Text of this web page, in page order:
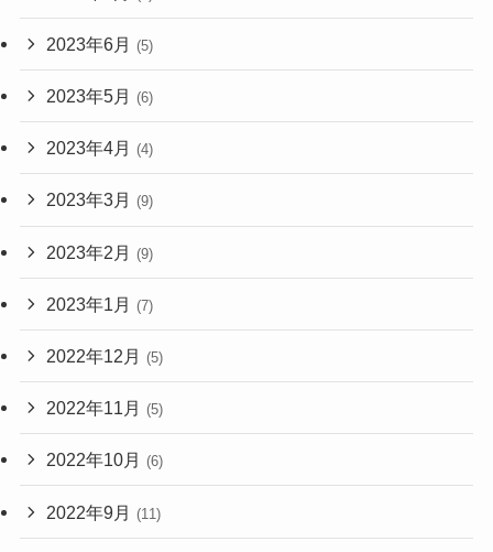
2023年6月 (5)
2023年5月 (6)
2023年4月 (4)
2023年3月 (9)
2023年2月 (9)
2023年1月 (7)
2022年12月 (5)
2022年11月 (5)
2022年10月 (6)
2022年9月 (11)